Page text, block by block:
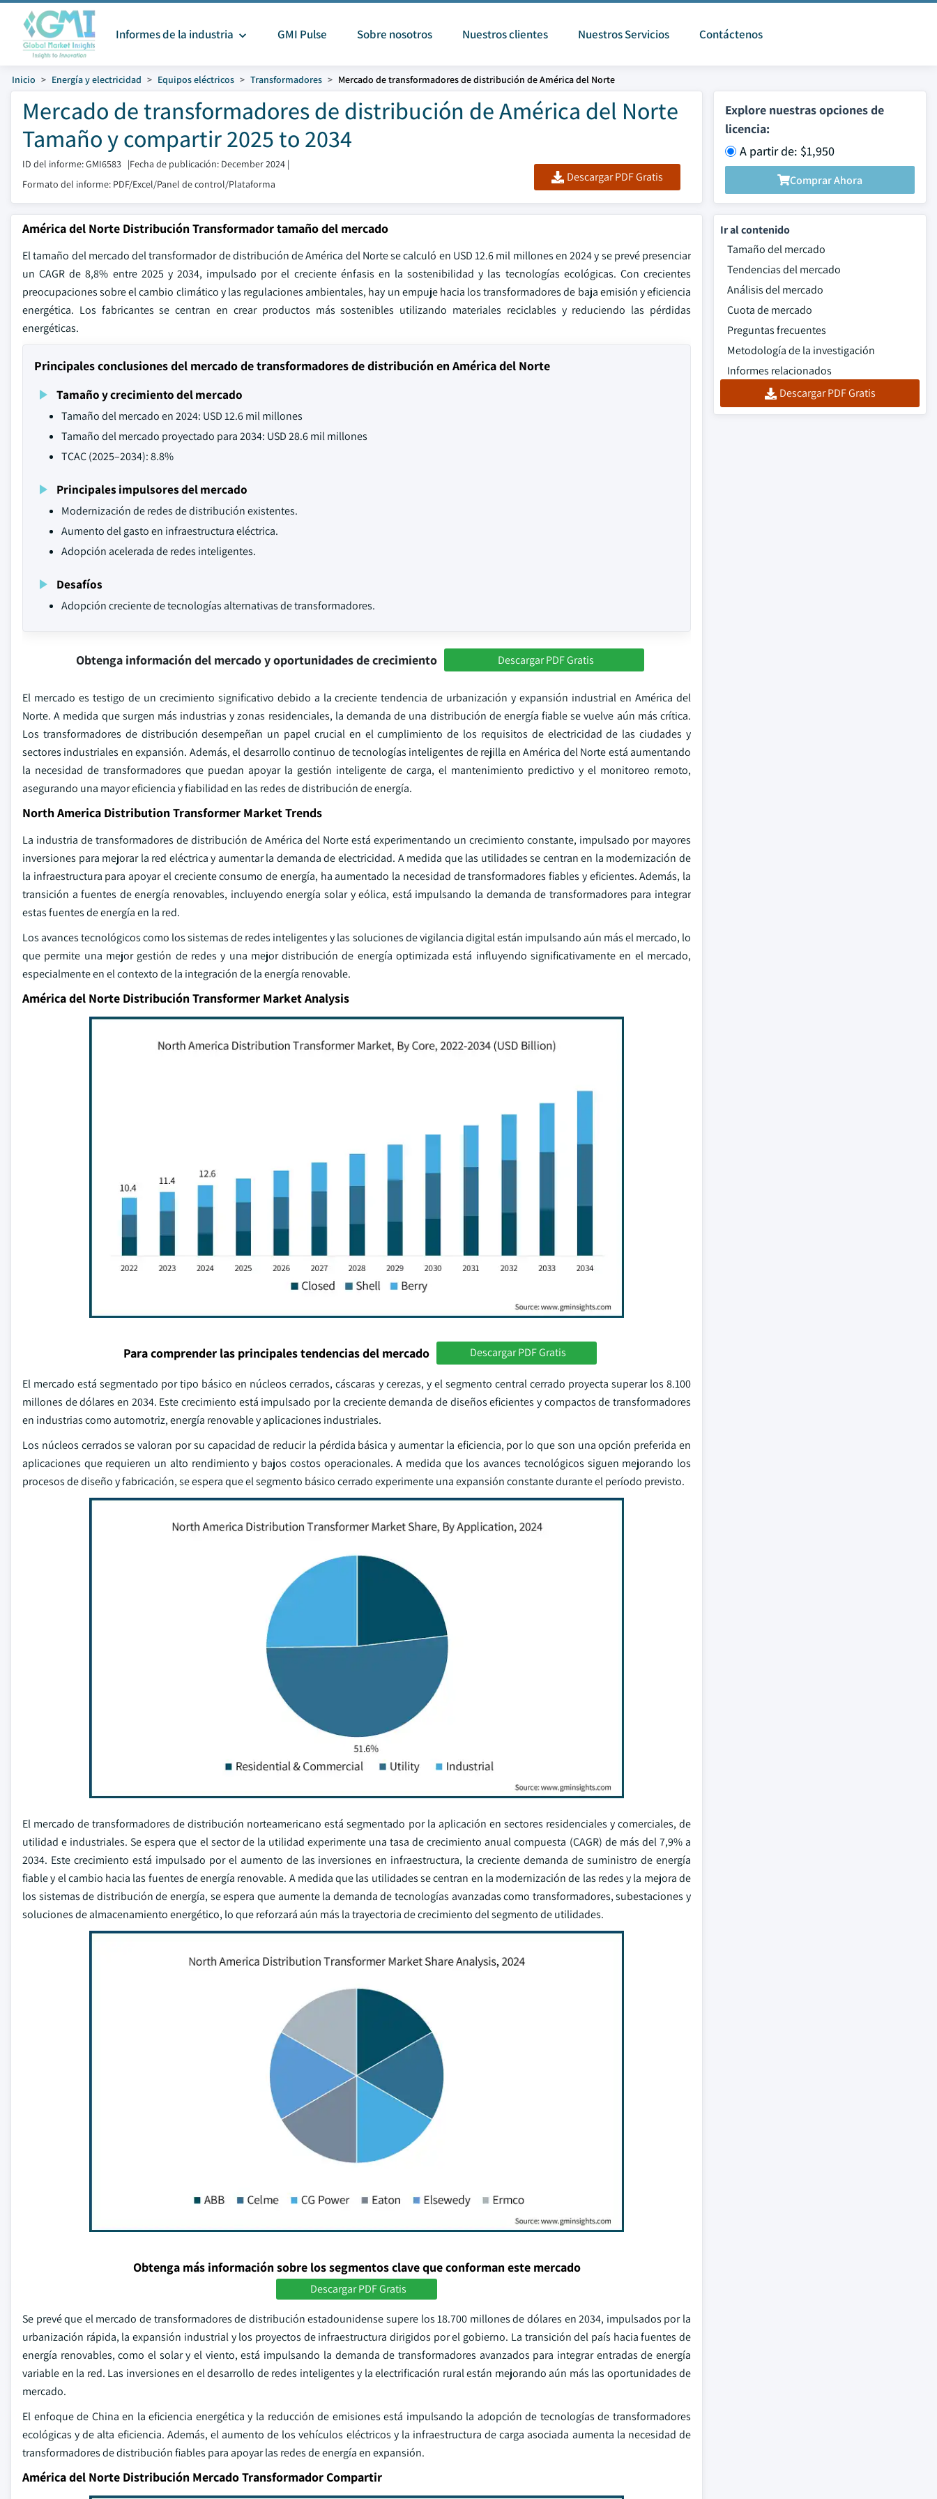
Informes de la industria GMI Pulse Sobre nosotros Nuestros clientes Nuestros Servicios Contáctenos
Inicio Energía y electricidad Equipos eléctricos Transformadores Mercado de transformadores de distribución de América del Norte
Mercado de transformadores de distribución de América del Norte
Tamaño y compartir 2025 to 2034
ID del informe: GMI6583 |Fecha de publicación: December 2024 |
Formato del informe: PDF/Excel/Panel de control/Plataforma
Descargar PDF Gratis
Explore nuestras opciones de
licencia:
A partir de: $1,950
Comprar Ahora
América del Norte Distribución Transformador tamaño del mercado
El tamaño del mercado del transformador de distribución de América del Norte se calculó en USD 12.6 mil millones en 2024 y se prevé presenciar
un CAGR de 8,8% entre 2025 y 2034, impulsado por el creciente énfasis en la sostenibilidad y las tecnologías ecológicas. Con crecientes
preocupaciones sobre el cambio climático y las regulaciones ambientales, hay un empuje hacia los transformadores de baja emisión y eficiencia
energética. Los fabricantes se centran en crear productos más sostenibles utilizando materiales reciclables y reduciendo las pérdidas
energéticas.
Principales conclusiones del mercado de transformadores de distribución en América del Norte
Tamaño y crecimiento del mercado
Tamaño del mercado en 2024: USD 12.6 mil millones
Tamaño del mercado proyectado para 2034: USD 28.6 mil millones
TCAC (2025–2034): 8.8%
Principales impulsores del mercado
Modernización de redes de distribución existentes.
Aumento del gasto en infraestructura eléctrica.
Adopción acelerada de redes inteligentes.
Desafíos
Adopción creciente de tecnologías alternativas de transformadores.
Obtenga información del mercado y oportunidades de crecimiento Descargar PDF Gratis
El mercado es testigo de un crecimiento significativo debido a la creciente tendencia de urbanización y expansión industrial en América del
Norte. A medida que surgen más industrias y zonas residenciales, la demanda de una distribución de energía fiable se vuelve aún más crítica.
Los transformadores de distribución desempeñan un papel crucial en el cumplimiento de los requisitos de electricidad de las ciudades y
sectores industriales en expansión. Además, el desarrollo continuo de tecnologías inteligentes de rejilla en América del Norte está aumentando
la necesidad de transformadores que puedan apoyar la gestión inteligente de carga, el mantenimiento predictivo y el monitoreo remoto,
asegurando una mayor eficiencia y fiabilidad en las redes de distribución de energía.
North America Distribution Transformer Market Trends
La industria de transformadores de distribución de América del Norte está experimentando un crecimiento constante, impulsado por mayores
inversiones para mejorar la red eléctrica y aumentar la demanda de electricidad. A medida que las utilidades se centran en la modernización de
la infraestructura para apoyar el creciente consumo de energía, ha aumentado la necesidad de transformadores fiables y eficientes. Además, la
transición a fuentes de energía renovables, incluyendo energía solar y eólica, está impulsando la demanda de transformadores para integrar
estas fuentes de energía en la red.
Los avances tecnológicos como los sistemas de redes inteligentes y las soluciones de vigilancia digital están impulsando aún más el mercado, lo
que permite una mejor gestión de redes y una mejor distribución de energía optimizada está influyendo significativamente en el mercado,
especialmente en el contexto de la integración de la energía renovable.
América del Norte Distribución Transformer Market Analysis
Para comprender las principales tendencias del mercado Descargar PDF Gratis
El mercado está segmentado por tipo básico en núcleos cerrados, cáscaras y cerezas, y el segmento central cerrado proyecta superar los 8.100
millones de dólares en 2034. Este crecimiento está impulsado por la creciente demanda de diseños eficientes y compactos de transformadores
en industrias como automotriz, energía renovable y aplicaciones industriales.
Los núcleos cerrados se valoran por su capacidad de reducir la pérdida básica y aumentar la eficiencia, por lo que son una opción preferida en
aplicaciones que requieren un alto rendimiento y bajos costos operacionales. A medida que los avances tecnológicos siguen mejorando los
procesos de diseño y fabricación, se espera que el segmento básico cerrado experimente una expansión constante durante el período previsto.
El mercado de transformadores de distribución norteamericano está segmentado por la aplicación en sectores residenciales y comerciales, de
utilidad e industriales. Se espera que el sector de la utilidad experimente una tasa de crecimiento anual compuesta (CAGR) de más del 7,9% a
2034. Este crecimiento está impulsado por el aumento de las inversiones en infraestructura, la creciente demanda de suministro de energía
fiable y el cambio hacia las fuentes de energía renovable. A medida que las utilidades se centran en la modernización de las redes y la mejora de
los sistemas de distribución de energía, se espera que aumente la demanda de tecnologías avanzadas como transformadores, subestaciones y
soluciones de almacenamiento energético, lo que reforzará aún más la trayectoria de crecimiento del segmento de utilidades.
Obtenga más información sobre los segmentos clave que conforman este mercado
Descargar PDF Gratis
Se prevé que el mercado de transformadores de distribución estadounidense supere los 18.700 millones de dólares en 2034, impulsados por la
urbanización rápida, la expansión industrial y los proyectos de infraestructura dirigidos por el gobierno. La transición del país hacia fuentes de
energía renovables, como el solar y el viento, está impulsando la demanda de transformadores avanzados para integrar entradas de energía
variable en la red. Las inversiones en el desarrollo de redes inteligentes y la electrificación rural están mejorando aún más las oportunidades de
mercado.
El enfoque de China en la eficiencia energética y la reducción de emisiones está impulsando la adopción de tecnologías de transformadores
ecológicas y de alta eficiencia. Además, el aumento de los vehículos eléctricos y la infraestructura de carga asociada aumenta la necesidad de
transformadores de distribución fiables para apoyar las redes de energía en expansión.
América del Norte Distribución Mercado Transformador Compartir
Ir al contenido
Tamaño del mercado
Tendencias del mercado
Análisis del mercado
Cuota de mercado
Preguntas frecuentes
Metodología de la investigación
Informes relacionados
Descargar PDF Gratis